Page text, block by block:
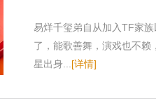
易烊千玺弟自从加入TF家
了，能歌善舞，演戏也不
星出身... [详情]